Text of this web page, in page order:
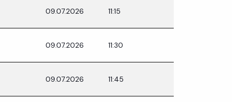
09.07.2026 11:15
09.07.2026 11:30
09.07.2026 11:45